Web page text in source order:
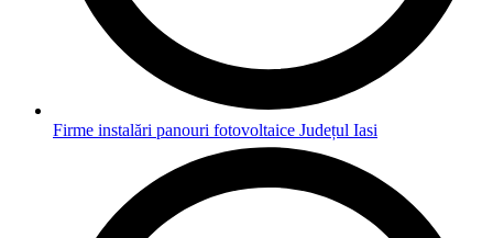
Firme instalări panouri fotovoltaice Județul Iasi